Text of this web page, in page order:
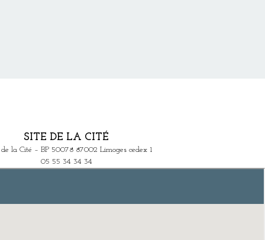
SITE DE LA CITÉ
la Cité – BP 50078 87002 Limoges cedex 1
05 55 34 34 34